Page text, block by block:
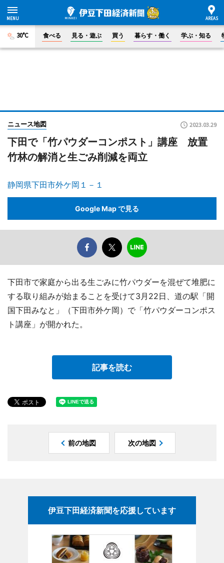
30°C 食べる 見る・遊ぶ 買う 暮らす・働く 学ぶ・知る
ニュース地図 2023.03.29
下田で「竹パウダーコンポスト」講座 放置
竹林の解消と生ごみ削減を両立
静岡県下田市外ケ岡１－１
Google Map で見る
下田市で家庭から出る生ごみに竹パウダーを混ぜて堆肥に
する取り組みが始まることを受けて3月22日、道の駅「開
国下田みなと」（下田市外ケ岡）で「竹パウダーコンポス
ト講座」が開かれた。
記事を読む
前の地図 次の地図
伊豆下田経済新聞を応援しています